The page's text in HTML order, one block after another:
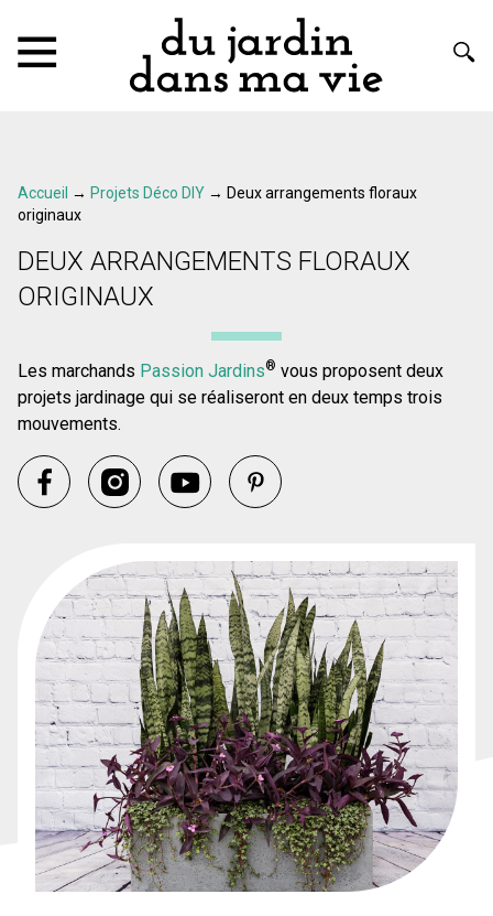
Accueil → Projets Déco DIY → Deux arrangements floraux
originaux
DEUX ARRANGEMENTS FLORAUX
ORIGINAUX
Les marchands Passion Jardins® vous proposent deux
projets jardinage qui se réaliseront en deux temps trois
mouvements.